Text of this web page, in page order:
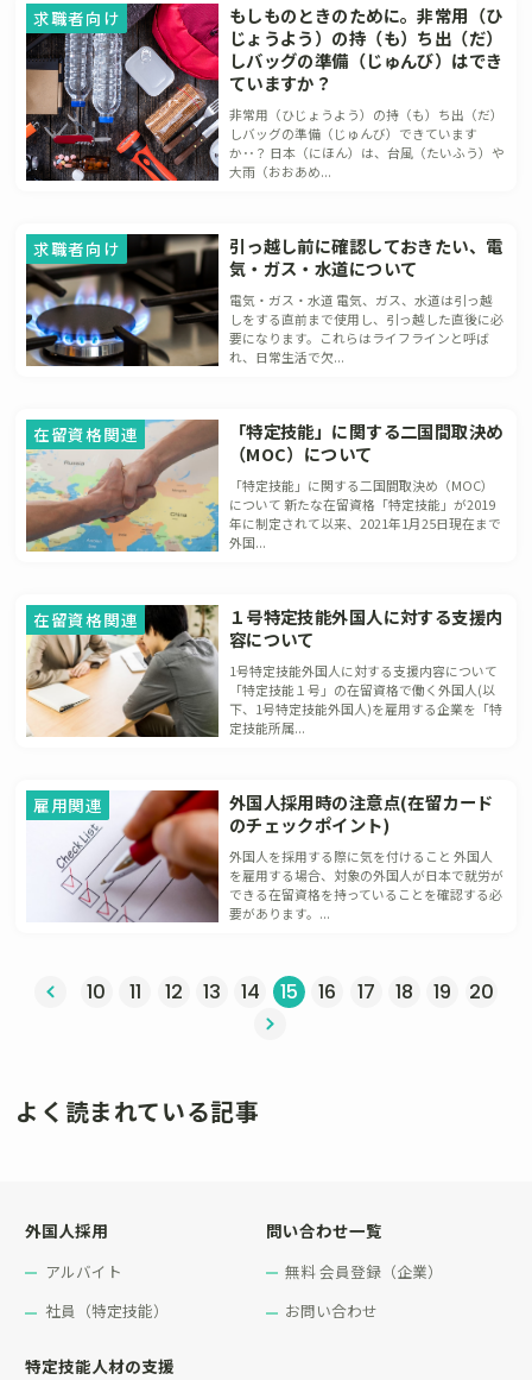
求職者向け
もしものときのために。非常用（ひ
じょうよう）の持（も）ち出（だ）
しバッグの準備（じゅんび）はでき
ていますか？
非常用（ひじょうよう）の持（も）ち出（だ）
しバッグの準備（じゅんび）できています
か･･？ 日本（にほん）は、台風（たいふう）や
大雨（おおあめ...
求職者向け
引っ越し前に確認しておきたい、電
気・ガス・水道について
電気・ガス・水道 電気、ガス、水道は引っ越
しをする直前まで使用し、引っ越した直後に必
要になります。これらはライフラインと呼ば
れ、日常生活で欠...
在留資格関連
「特定技能」に関する二国間取決め
（MOC）について
「特定技能」に関する二国間取決め（MOC）
について 新たな在留資格「特定技能」が2019
年に制定されて以来、2021年1月25日現在まで
外国...
在留資格関連
１号特定技能外国人に対する支援内
容について
1号特定技能外国人に対する支援内容について
「特定技能１号」の在留資格で働く外国人(以
下、1号特定技能外国人)を雇用する企業を「特
定技能所属...
雇用関連
外国人採用時の注意点(在留カード
のチェックポイント)
外国人を採用する際に気を付けること 外国人
を雇用する場合、対象の外国人が日本で就労が
できる在留資格を持っていることを確認する必
要があります。...
10 11 12 13 14 15 16 17 18 19
20
よく読まれている記事
外国人採用
アルバイト
社員（特定技能）
特定技能人材の支援
問い合わせ一覧
無料 会員登録（企業）
お問い合わせ